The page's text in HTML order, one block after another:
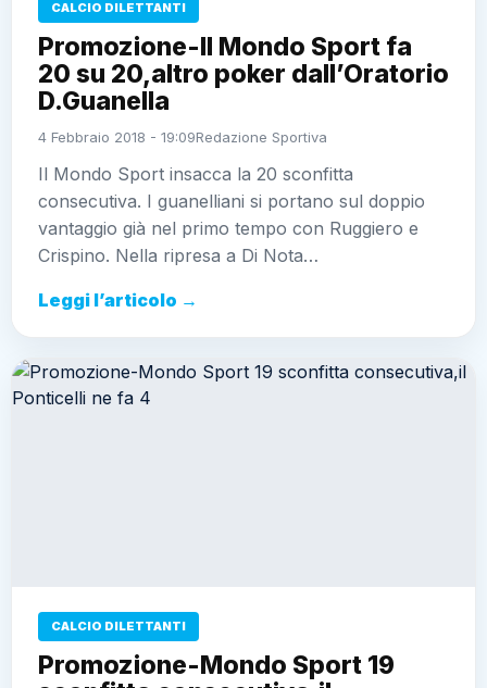
CALCIO DILETTANTI
Promozione-Il Mondo Sport fa
20 su 20,altro poker dall’Oratorio
D.Guanella
4 Febbraio 2018 - 19:09Redazione Sportiva
Il Mondo Sport insacca la 20 sconfitta
consecutiva. I guanelliani si portano sul doppio
vantaggio già nel primo tempo con Ruggiero e
Crispino. Nella ripresa a Di Nota…
Leggi l’articolo →
CALCIO DILETTANTI
Promozione-Mondo Sport 19